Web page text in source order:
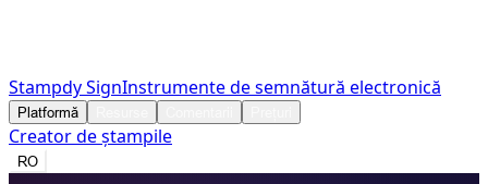
Stampdy SignInstrumente de semnătură electronică
Platformă
Creator de ștampile
RO